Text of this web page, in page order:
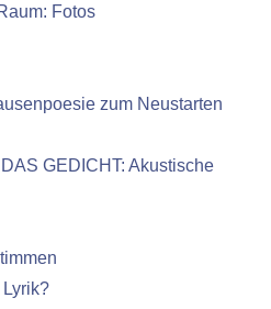
Fotos
zum Neustarten
GEDICHT: Akustische